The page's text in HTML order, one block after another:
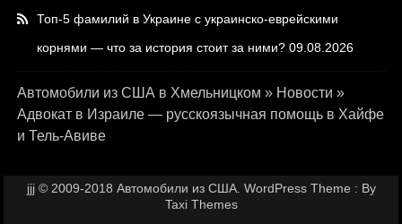
Топ-5 фамилий в Украине с украинско-еврейскими
корнями — что за история стоит за ними? 09.08.2026
Автомобили из США в Хмельницком » Новости »
Адвокат в Израиле — русскоязычная помощь в Хайфе
и Тель-Авиве
jjj © 2009-2018 Автомобили из США. WordPress Theme : By
Taxi Themes